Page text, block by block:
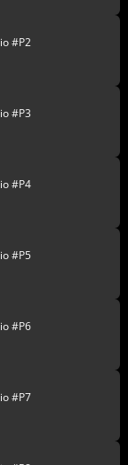
#P2
#P3
#P4
#P5
#P6
#P7